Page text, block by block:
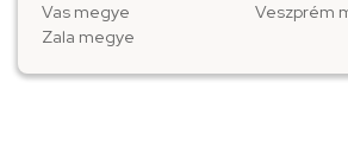
Vas megye
Veszprém
Zala megye